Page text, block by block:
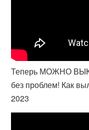
Теперь МОЖНО
без проблем! Как
2023